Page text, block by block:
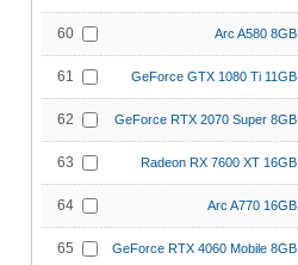
60 Arc A580 8GB
61 GeForce GTX 1080 Ti 11GB
62 GeForce RTX 2070 Super 8GB
63 Radeon RX 7600 XT 16GB
64 Arc A770 16GB
65 GeForce RTX 4060 Mobile 8GB